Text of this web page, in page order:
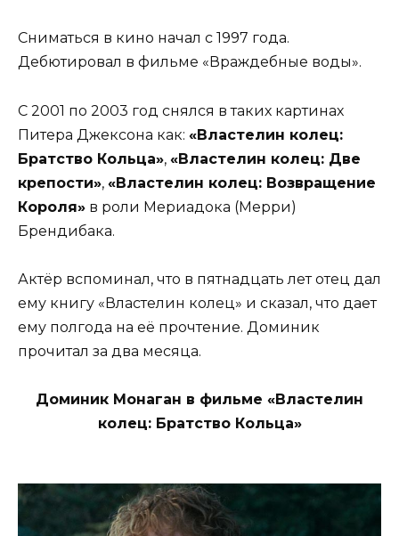
Сниматься в кино начал с 1997 года.
Дебютировал в фильме «Враждебные воды».
С 2001 по 2003 год снялся в таких картинах
Питера Джексона как: «Властелин колец:
Братство Кольца», «Властелин колец: Две
крепости», «Властелин колец: Возвращение
Короля» в роли Мериадока (Мерри)
Брендибака.
Актёр вспоминал, что в пятнадцать лет отец дал
ему книгу «Властелин колец» и сказал, что дает
ему полгода на её прочтение. Доминик
прочитал за два месяца.
Доминик Монаган в фильме «Властелин
колец: Братство Кольца»